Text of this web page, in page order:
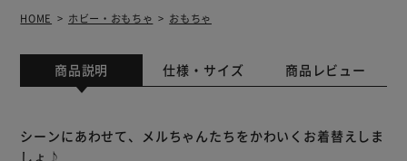
HOME ホビー・おもちゃ おもちゃ
商品説明 仕様・サイズ 商品レビュー
シーンにあわせて、メルちゃんたちをかわいくお着替えしま
しょ♪